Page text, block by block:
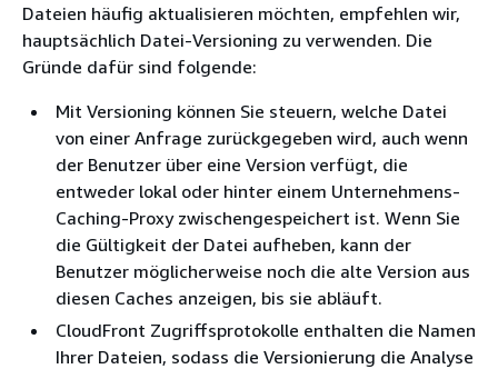
Dateien häufig aktualisieren möchten, empfehlen wir,
hauptsächlich Datei-Versioning zu verwenden. Die
Gründe dafür sind folgende:
Mit Versioning können Sie steuern, welche Datei
von einer Anfrage zurückgegeben wird, auch wenn
der Benutzer über eine Version verfügt, die
entweder lokal oder hinter einem Unternehmens-
Caching-Proxy zwischengespeichert ist. Wenn Sie
die Gültigkeit der Datei aufheben, kann der
Benutzer möglicherweise noch die alte Version aus
diesen Caches anzeigen, bis sie abläuft.
CloudFront Zugriffsprotokolle enthalten die Namen
Ihrer Dateien, sodass die Versionierung die Analyse